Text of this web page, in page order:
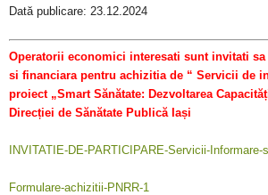
Dată publicare: 23.12.2024
Operatorii economici interesati sunt invitati sa
si financiara pentru achizitia de “ Servicii de
proiect „Smart Sănătate: Dezvoltarea
Direcției de Sănătate Publică Iași
INVITATIE-DE-PARTICIPARE-Servicii-Informare-
Formulare-achizitii-PNRR-1